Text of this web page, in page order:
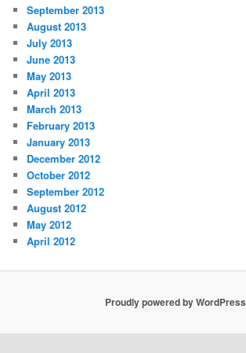
September 2013
August 2013
July 2013
June 2013
May 2013
April 2013
March 2013
February 2013
January 2013
December 2012
October 2012
September 2012
August 2012
May 2012
April 2012
Proudly powered by WordPress